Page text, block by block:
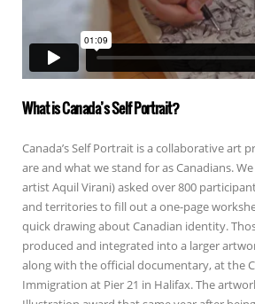
What is Canada’s Self Portrait?
Canada’s Self Portrait is a collaborative art
are and what we stand for as Canadians. We
artist Aquil Virani) asked over 800
and territories to fill out a one-page
quick drawing about Canadian identity.
produced and integrated into a larger
along with the official documentary, at the
Immigration at Pier 21 in Halifax. The